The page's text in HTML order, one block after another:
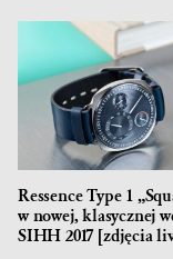
Ressence Type 1
w nowej, klasycznej
SIHH 2017 [zdjęcia